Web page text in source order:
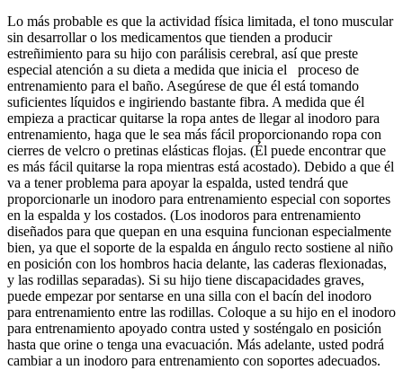
Lo más probable es que la actividad física limitada, el tono muscular
sin desarrollar o los medicamentos que tienden a producir
estreñimiento para su hijo con parálisis cerebral, así que preste
especial atención a su dieta a medida que inicia el proceso de
entrenamiento para el baño. Asegúrese de que él está tomando
suficientes líquidos e ingiriendo bastante fibra. A medida que él
empieza a practicar quitarse la ropa antes de llegar al inodoro para
entrenamiento, haga que le sea más fácil proporcionando ropa con
cierres de velcro o pretinas elásticas flojas. (Él puede encontrar que
es más fácil quitarse la ropa mientras está acostado). Debido a que él
va a tener problema para apoyar la espalda, usted tendrá que
proporcionarle un inodoro para entrenamiento especial con soportes
en la espalda y los costados. (Los inodoros para entrenamiento
diseñados para que quepan en una esquina funcionan especialmente
bien, ya que el soporte de la espalda en ángulo recto sostiene al niño
en posición con los hombros hacia delante, las caderas flexionadas,
y las rodillas separadas). Si su hijo tiene discapacidades graves,
puede empezar por sentarse en una silla con el bacín del inodoro
para entrenamiento entre las rodillas. Coloque a su hijo en el inodoro
para entrenamiento apoyado contra usted y sosténgalo en posición
hasta que orine o tenga una evacuación. Más adelante, usted podrá
cambiar a un inodoro para entrenamiento con soportes adecuados.